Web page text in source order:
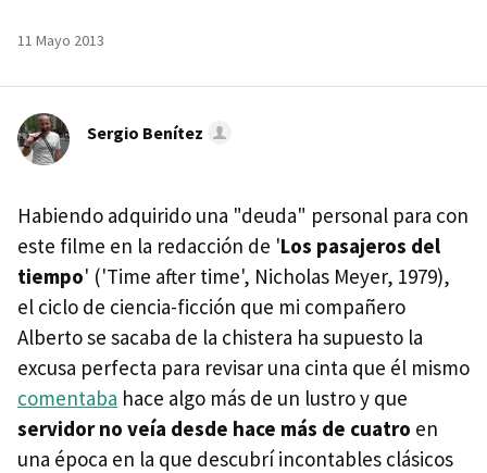
11 Mayo 2013
Sergio Benítez
Habiendo adquirido una "deuda" personal para con
este filme en la redacción de 'Los pasajeros del
tiempo' ('Time after time', Nicholas Meyer, 1979),
el ciclo de ciencia-ficción que mi compañero
Alberto se sacaba de la chistera ha supuesto la
excusa perfecta para revisar una cinta que él mismo
comentaba hace algo más de un lustro y que
servidor no veía desde hace más de cuatro en
una época en la que descubrí incontables clásicos